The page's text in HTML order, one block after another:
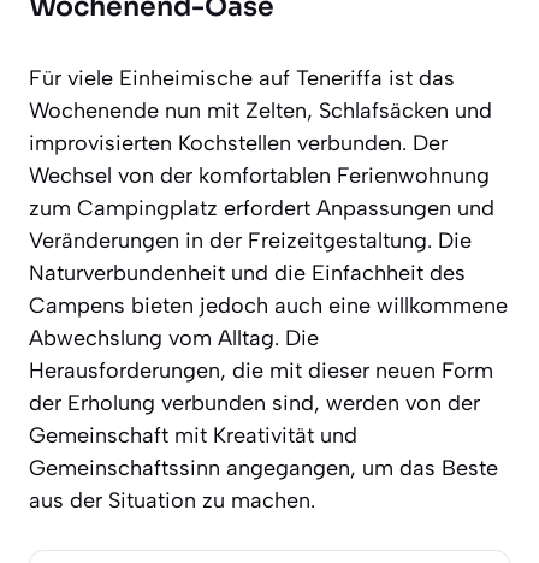
Für viele Einheimische auf Teneriffa ist das
Wochenende nun mit Zelten, Schlafsäcken und
improvisierten Kochstellen verbunden. Der
Wechsel von der komfortablen Ferienwohnung
zum Campingplatz erfordert Anpassungen und
Veränderungen in der Freizeitgestaltung. Die
Naturverbundenheit und die Einfachheit des
Campens bieten jedoch auch eine willkommene
Abwechslung vom Alltag. Die
Herausforderungen, die mit dieser neuen Form
der Erholung verbunden sind, werden von der
Gemeinschaft mit Kreativität und
Gemeinschaftssinn angegangen, um das Beste
aus der Situation zu machen.